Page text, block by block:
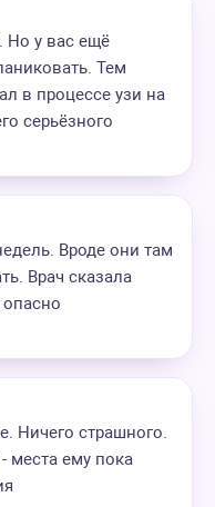
Но у вас ещё
Тем
в процессе узи на
серьёзного
Вроде они там
Врач сказала
Ничего страшного.
места ему пока